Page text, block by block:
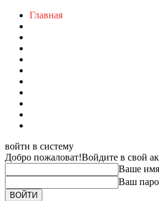
Главная
войти в систему
Добро пожаловат!Войдите в свой
Ваше имя
Ваш